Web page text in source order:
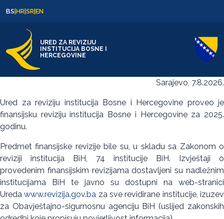
BS|HR|SR|EN
URED ZA REVIZIJU
INSTITUCIJA BOSNE I
HERCEGOVINE
Sarajevo, 7.8.2026.
Ured za reviziju institucija Bosne i Hercegovine proveo je
finansijsku reviziju institucija Bosne i Hercegovine za 2025.
godinu.
Predmet finansijske revizije bile su, u skladu sa Zakonom o
reviziji institucija BiH, 74 institucije BiH. Izvještaji o
provedenim finansijskim revizijama dostavljeni su nadležnim
institucijama BiH te javno su dostupni na web-stranici
Uredawww.revizija.gov.ba za sve revidirane institucije, izuzev
za Obavještajno-sigurnosnu agenciju BiH (uslijed zakonskih